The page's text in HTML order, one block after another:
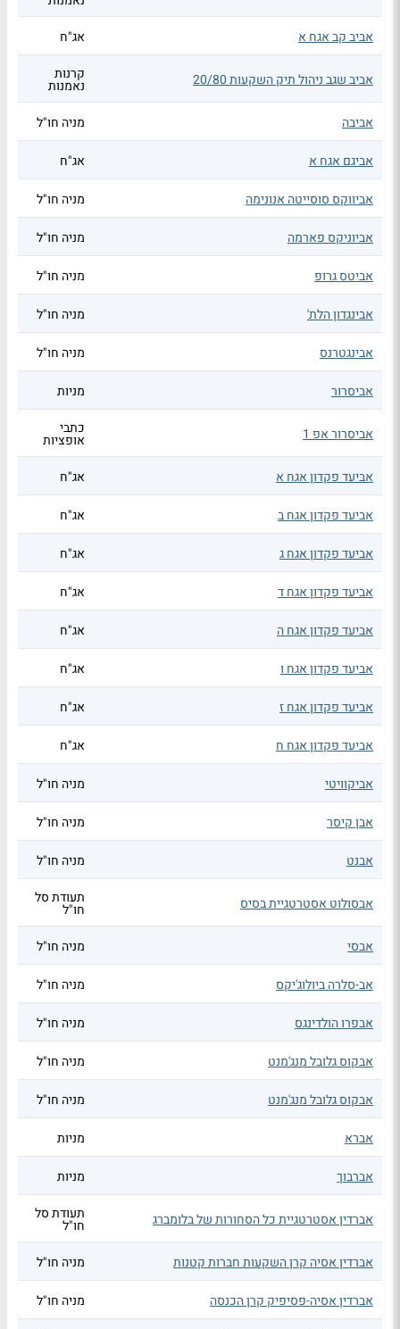
אביב קב אגח א
אג"ח
אביב שגב ניהול תיק השקעות 20/80 קרנות
נאמנות
אביבה
מניה חו"ל
אביגם אגח א אג"ח
אביווקס סוסייטה אנונימה מניה חו"ל
אביוניקס פארמה מניה חו"ל
אביטס גרופ מניה חו"ל
אבינגדון הלת' מניה חו"ל
אבינגטרנס מניה חו"ל
אביסרור מניות
אביסרור אפ 1 כתבי
אופציות
אביעד פקדון אגח א
אג"ח
אביעד פקדון אגח ב אג"ח
אביעד פקדון אגח ג אג"ח
אביעד פקדון אגח ד אג"ח
אביעד פקדון אגח ה אג"ח
אביעד פקדון אגח ו אג"ח
אביעד פקדון אגח ז אג"ח
אביעד פקדון אגח ח אג"ח
אביקוויטי מניה חו"ל
אבן קיסר מניה חו"ל
אבנט מניה חו"ל
אבסולוט אסטרטגיית בסיס תעודת סל
חו"ל
אבסי
מניה חו"ל
אב-סלרה ביולוג'יקס מניה חו"ל
אבפרו הולדינגס מניה חו"ל
אבקוס גלובל מנג'מנט מניה חו"ל
אבקוס גלובל מנג'מנט מניה חו"ל
אברא מניות
אברבוך מניות
אברדין אסטרטגיית כל הסחורות של בלומברג תעודת סל
חו"ל
אברדין אסיה קרן השקעות חברות קטנות
מניה חו"ל
אברדין אסיה-פסיפיק קרן הכנסה מניה חו"ל